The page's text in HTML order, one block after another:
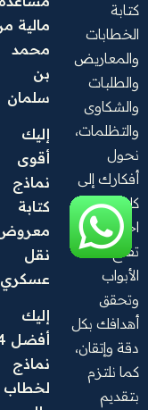
كتابة
الخطابات
والمعاريض
والطلبات
والشكاوى
والتظلمات،
نحول
أفكارك إلى
كلمات
احترافية
تفتح لك
الأبواب
وتحقق
أهدافك بكل
دقة وإتقان،
كما نلتزم
بتقديم
سلمان
عسكري